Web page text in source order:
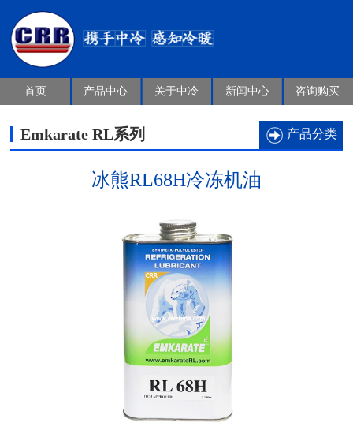
首页 产品中心 关于中冷 新闻中心 咨询购买
Emkarate RL系列 产品分类
冰熊RL68H冷冻机油